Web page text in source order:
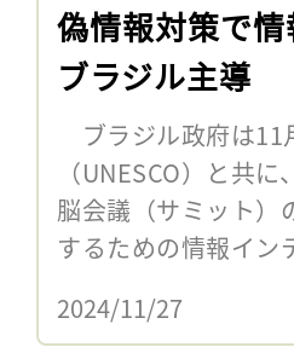
偽情報対策で
ブラジル主導
ブラジル政府は11
（UNESCO）と共
脳会議（サミット）
するための情報イ
2024/11/27